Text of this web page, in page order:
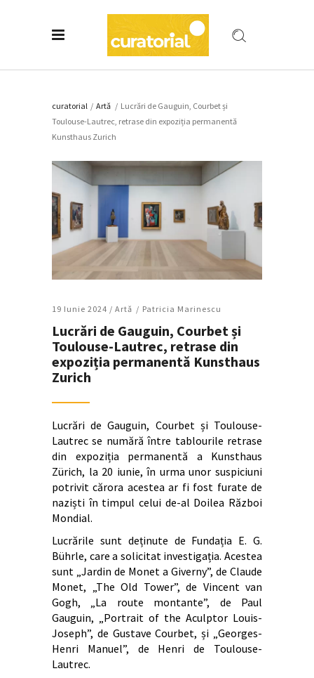
curatorial / Artǎ / Lucrări de Gauguin, Courbet și
Toulouse-Lautrec, retrase din expoziția permanentă
Kunsthaus Zurich
19 Iunie 2024 / Artǎ Patricia Marinescu
Lucrări de Gauguin, Courbet și
Toulouse-Lautrec, retrase din
expoziția permanentă Kunsthaus
Zurich
Lucrări de Gauguin, Courbet și Toulouse-
Lautrec se numără între tablourile retrase
din expoziția permanentă a Kunsthaus
Zürich, la 20 iunie, în urma unor suspiciuni
potrivit cărora acestea ar fi fost furate de
naziști în timpul celui de-al Doilea Război
Mondial.
Lucrările sunt deținute de Fundația E. G.
Bührle, care a solicitat investigația. Acestea
sunt „Jardin de Monet a Giverny”, de Claude
Monet, „The Old Tower”, de Vincent van
Gogh, „La route montante”, de Paul
Gauguin, „Portrait of the Aculptor Louis-
Joseph”, de Gustave Courbet, și „Georges-
Henri Manuel”, de Henri de Toulouse-
Lautrec.